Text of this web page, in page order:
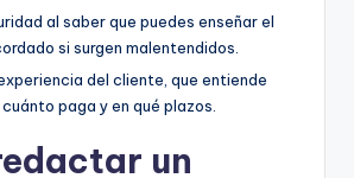
al saber que puedes enseñar el
si surgen malentendidos.
del cliente, que entiende
paga y en qué plazos.
un